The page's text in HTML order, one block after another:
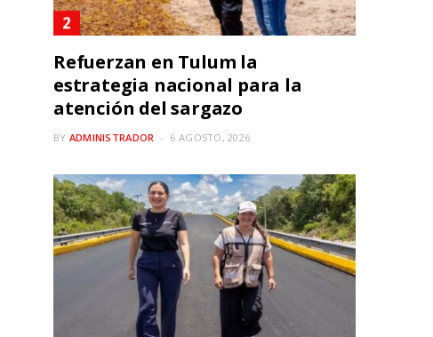
Refuerzan en Tulum la
estrategia nacional para la
atención del sargazo
BY ADMINISTRADOR 6 AGOSTO, 2026